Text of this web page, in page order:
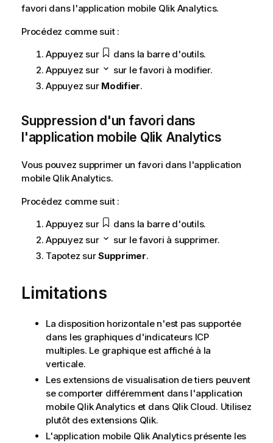
e
e
favori dans l'application mobile Qlik Analytics.
Procédez comme suit :
Appuyez sur
dans la barre d'outils.
Appuyez sur
sur le favori à modifier.
Appuyez sur Modifier.
Suppression d'un favori dans
l'application mobile Qlik Analytics
Vous pouvez supprimer un favori dans l'application
mobile Qlik Analytics.
Procédez comme suit :
Appuyez sur
dans la barre d'outils.
Appuyez sur
sur le favori à supprimer.
Tapotez surSupprimer.
Limitations
La disposition horizontale n'est pas supportée
dans les graphiques d'indicateurs ICP
multiples. Le graphique est affiché à la
verticale.
Les extensions de visualisation de tiers peuvent
se comporter différemment dans l'application
mobile Qlik Analyticset dans Qlik Cloud. Utilisez
plutôt des extensions Qlik.
L'application mobile Qlik Analyticsprésente les